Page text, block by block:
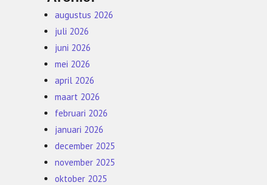
augustus 2026
juli 2026
juni 2026
mei 2026
april 2026
maart 2026
februari 2026
januari 2026
december 2025
november 2025
oktober 2025